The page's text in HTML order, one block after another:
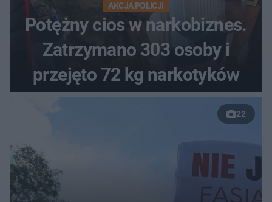
AKCJA POLICJI
Potężny cios w narkobiznes.
Zatrzymano 303 osoby i
przejęto 72 kg narkotyków
22